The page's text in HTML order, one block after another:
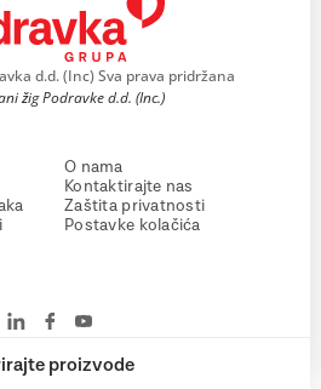
proizvode
d.d. (Inc) Sva prava pridržana
žig Podravke d.d. (Inc.)
O nama
Kontaktirajte nas
Zaštita privatnosti
Postavke kolačića